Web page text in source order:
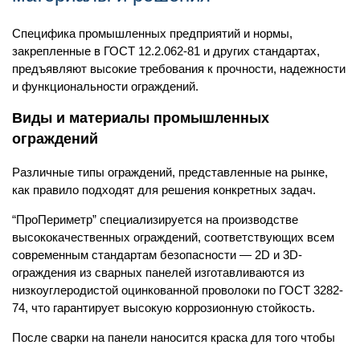
Специфика промышленных предприятий и нормы,
закрепленные в ГОСТ 12.2.062-81 и других стандартах,
предъявляют высокие требования к прочности, надежности
и функциональности ограждений.
Виды и материалы промышленных
ограждений
Различные типы ограждений, представленные на рынке,
как правило подходят для решения конкретных задач.
“ПроПериметр” специализируется на производстве
высококачественных ограждений, соответствующих всем
современным стандартам безопасности — 2D и 3D-
ограждения из сварных панелей изготавливаются из
низкоуглеродистой оцинкованной проволоки по ГОСТ 3282-
74, что гарантирует высокую коррозионную стойкость.
После сварки на панели наносится краска для того чтобы